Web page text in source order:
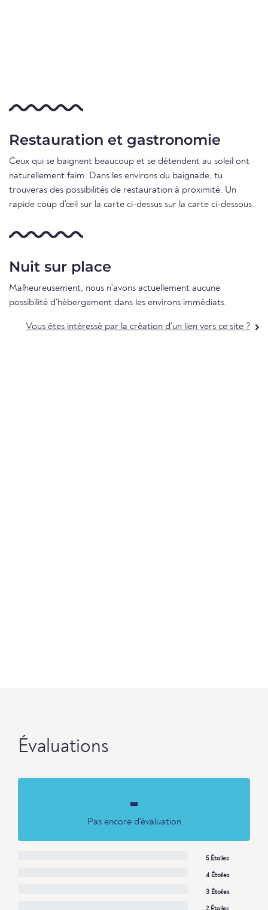
Restauration et gastronomie
Ceux qui se baignent beaucoup et se détendent au soleil ont
naturellement faim. Dans les environs du baignade, tu
trouveras des possibilités de restauration à proximité. Un
rapide coup d'œil sur la carte ci-dessus sur la carte ci-dessous.
Nuit sur place
Malheureusement, nous n'avons actuellement aucune
possibilité d'hébergement dans les environs immédiats.
Vous êtes intéressé par la création d'un lien vers ce site ?
Évaluations
-
Pas encore d'évaluation
5 Étoiles
4 Étoiles
3 Étoiles